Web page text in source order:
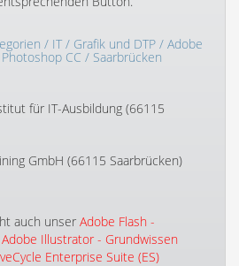
/ IT/ Grafik und DTP / Adobe
CC / Saarbrücken
für IT-Ausbildung (66115
GmbH (66115 Saarbrücken)
auch unser Adobe Flash -
Adobe Illustrator - Grundwissen
Enterprise Suite (ES)